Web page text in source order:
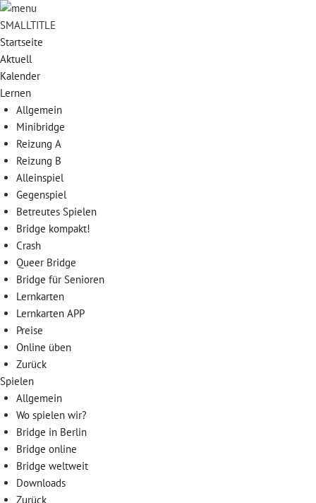
SMALLTITLE
Startseite
Aktuell
Kalender
Lernen
Allgemein
Minibridge
Reizung A
Reizung B
Alleinspiel
Gegenspiel
Betreutes Spielen
Bridge kompakt!
Crash
Queer Bridge
Bridge für Senioren
Lernkarten
Lernkarten APP
Preise
Online üben
Zurück
Spielen
Allgemein
Wo spielen wir?
Bridge in Berlin
Bridge online
Bridge weltweit
Downloads
Zurück